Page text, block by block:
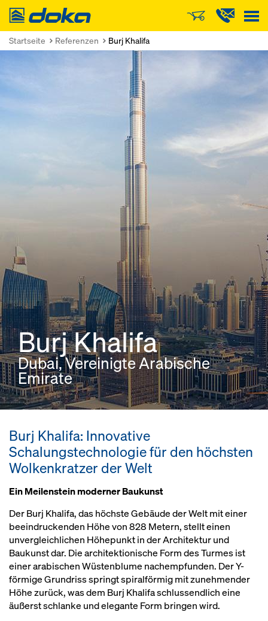
Doka
Startseite Referenzen Burj Khalifa
Burj Khalifa
Dubai, Vereinigte Arabische
Emirate
Burj Khalifa: Innovative
Schalungstechnologie für den höchsten
Wolkenkratzer der Welt
Ein Meilenstein moderner Baukunst
Der Burj Khalifa, das höchste Gebäude der Welt mit einer
beeindruckenden Höhe von 828 Metern, stellt einen
unvergleichlichen Höhepunkt in der Architektur und
Baukunst dar. Die architektionische Form des Turmes ist
einer arabischen Wüstenblume nachempfunden. Der Y-
förmige Grundriss springt spiralförmig mit zunehmender
Höhe zurück, was dem Burj Khalifa schlussendlich eine
äußerst schlanke und elegante Form bringen wird.